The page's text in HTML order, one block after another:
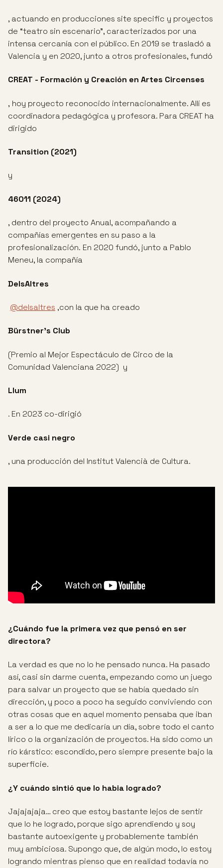
, actuando en producciones site specific y proyectos
de “teatro sin escenario”, caracterizados por una
intensa cercanía con el público. En 2019 se trasladó a
Valencia y en 2020, junto a otros profesionales, fundó
CREAT - Formación y Creación en Artes Circenses
, hoy proyecto reconocido internacionalmente. Allí es
coordinadora pedagógica y profesora. Para CREAT ha
dirigido
Transition (2021)
y
46011 (2024)
, dentro del proyecto Anual, acompañando a
compañías emergentes en su paso a la
profesionalización. En 2020 fundó, junto a Pablo
Meneu, la compañía
DelsAltres
@delsaltres ,con la que ha creado
Bürstner’s Club
(Premio al Mejor Espectáculo de Circo de la
Comunidad Valenciana 2022) y
Llum
. En 2023 co-dirigió
Verde casi negro
, una producción del Institut Valencià de Cultura.
¿Cuándo fue la primera vez que pensó en ser
directora?
La verdad es que no lo he pensado nunca. Ha pasado
así, casi sin darme cuenta, empezando como un juego
para salvar un proyecto que se había quedado sin
dirección, y poco a poco ha seguido conviviendo con
otras cosas que en aquel momento pensaba que iban
a ser a lo que me dedicaría un día, sobre todo el canto
lírico o la organización de proyectos. Ha sido como un
río kárstico: escondido, pero siempre presente bajo la
superficie.
¿Y cuándo sintió que lo habia logrado?
Jajajajaja… creo que estoy bastante lejos de sentir
que lo he logrado, porque sigo aprendiendo y soy
bastante autoexigente y probablemente también
muy ambiciosa. Supongo que, de algún modo, lo estoy
logrando mientras pienso que en realidad todavía no